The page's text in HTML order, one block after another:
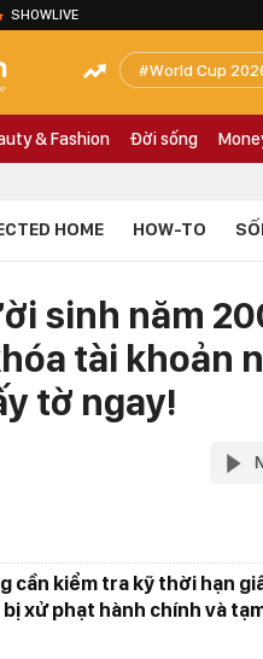
SHOWLIVE
World Cup
& Fashion Đời sống
HOME HOW-TO
sinh năm
tài khoản
tờ ngay!
cần kiểm tra kỹ thời hạn
xử phạt hành chính và